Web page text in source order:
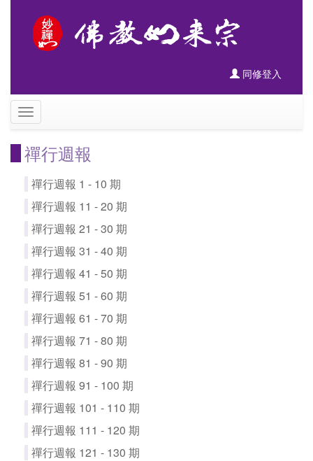
同修登入
禪行週報
禪行週報 1 - 10 期
禪行週報 11 - 20 期
禪行週報 21 - 30 期
禪行週報 31 - 40 期
禪行週報 41 - 50 期
禪行週報 51 - 60 期
禪行週報 61 - 70 期
禪行週報 71 - 80 期
禪行週報 81 - 90 期
禪行週報 91 - 100 期
禪行週報 101 - 110 期
禪行週報 111 - 120 期
禪行週報 121 - 130 期